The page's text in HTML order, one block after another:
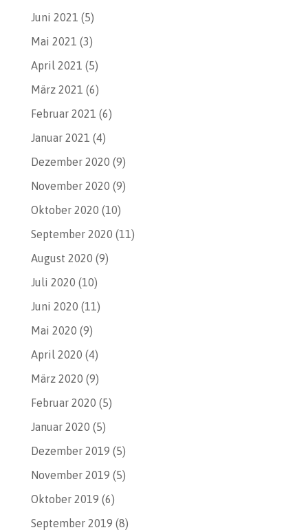
Juni 2021 (5)
Mai 2021 (3)
April 2021 (5)
März 2021 (6)
Februar 2021 (6)
Januar 2021 (4)
Dezember 2020 (9)
November 2020 (9)
Oktober 2020 (10)
September 2020 (11)
August 2020 (9)
Juli 2020 (10)
Juni 2020 (11)
Mai 2020 (9)
April 2020 (4)
März 2020 (9)
Februar 2020 (5)
Januar 2020 (5)
Dezember 2019 (5)
November 2019 (5)
Oktober 2019 (6)
September 2019 (8)